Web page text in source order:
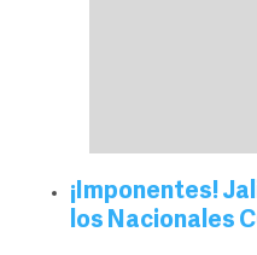
¡Imponentes!
los Nacionales